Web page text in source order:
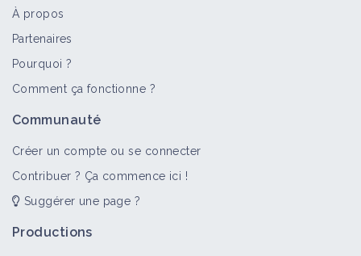
À propos
Partenaires
Pourquoi ?
Comment ça fonctionne ?
Communauté
Créer un compte ou se connecter
Contribuer ? Ça commence ici !
Suggérer une page ?
Productions